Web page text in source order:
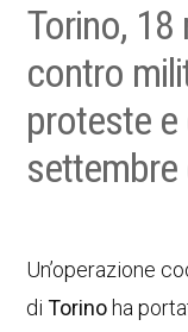
Torino, 18
contro
proteste
Un’operazione
diTorino ha